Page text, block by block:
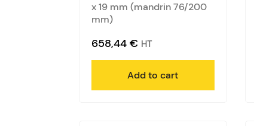
x 19 mm (mandrin 76/200
mm)
658,44 € HT
Add to cart